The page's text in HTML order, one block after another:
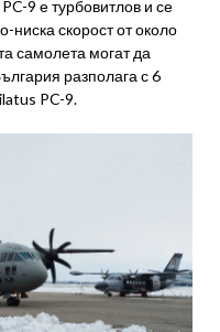
9 е турбовитлов и се
ниска скорост от около
самолета могат да
разполага с 6
PC-9.